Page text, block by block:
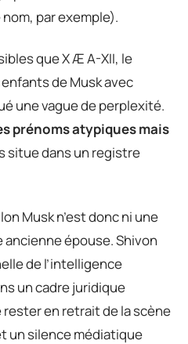
par exemple).
que X Æ A-XII, le
de Musk avec
une vague de perplexité.
prénoms atypiques mais
situe dans un registre
Musk n’est donc ni une
épouse. Shivon
de l’intelligence
un cadre juridique
en retrait de la scène
un silence médiatique